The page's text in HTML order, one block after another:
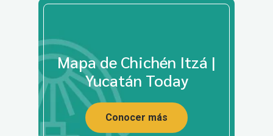
Mapa de Chichén Itzá |
Yucatán Today
Conocer más